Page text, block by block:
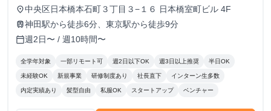
place中央区日本橋本石町３丁目３−１６ 日本橋室町ビル 4F
train神田駅から徒歩6分、東京駅から徒歩9分
calendar_today週2日〜 / 週10時間〜
全学年対象 一部リモート可 週2日以下OK 週3日以上推奨 半日OK
未経験OK 新規事業 研修制度あり 社長直下 インターン生多数
内定実績あり 髪型自由 私服OK スタートアップ ベンチャー